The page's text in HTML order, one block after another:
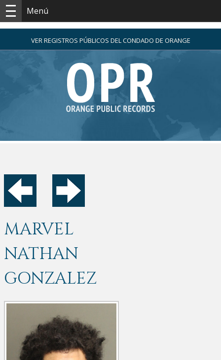
Menú
VER REGISTROS PÚBLICOS DEL CONDADO DE ORANGE
MARVEL
NATHAN
GONZALEZ